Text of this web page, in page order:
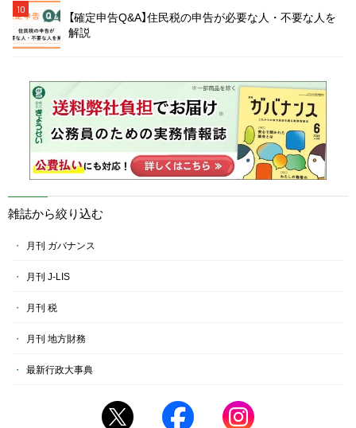
10
【確定申告Q&A】住民税の申告が必要な人・不要な人を
解説
雑誌から絞り込む
月刊 ガバナンス
月刊 J-LIS
月刊 税
月刊 地方財務
最新行政大事典